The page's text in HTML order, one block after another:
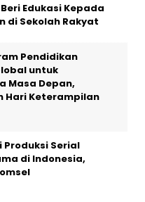
Edukasi Kepada
di Sekolah Rakyat
Pendidikan
untuk
Masa Depan,
Hari Keterampilan
Produksi Serial
di Indonesia,